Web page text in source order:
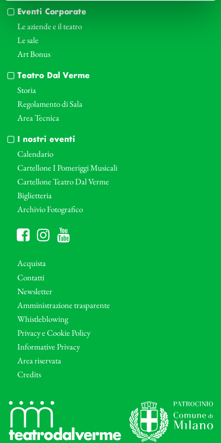
Eventi Corporate
Le aziende e il teatro
Le sale
Art Bonus
Teatro Dal Verme
Storia
Regolamento di Sala
Area Tecnica
I nostri eventi
Calendario
Cartellone I Pomeriggi Musicali
Cartellone Teatro Dal Verme
Biglietteria
Archivio Fotografico
Acquista
Contatti
Newsletter
Amministrazione trasparente
Whistleblowing
Privacy e Cookie Policy
Informative Privacy
Area riservata
Credits